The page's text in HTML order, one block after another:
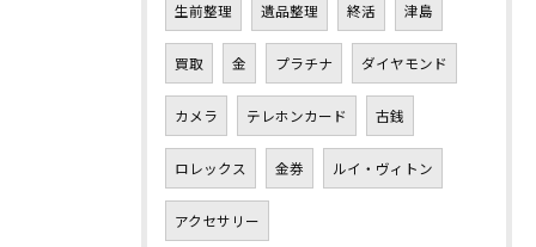
生前整理 遺品整理 終活 津島
買取 金 プラチナ ダイヤモンド
カメラ テレホンカード 古銭
ロレックス 金券 ルイ・ヴィトン
アクセサリー